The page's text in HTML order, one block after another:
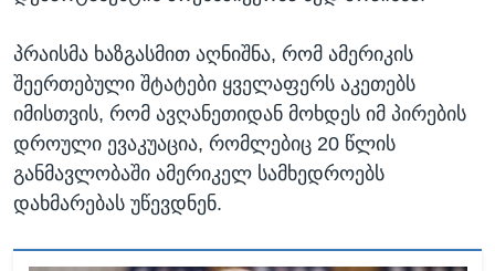
პრაისმა ხაზგასმით აღნიშნა, რომ ამერიკის
შეერთებული შტატები ყველაფერს აკეთებს
იმისთვის, რომ ავღანეთიდან მოხდეს იმ პირების
დროული ევაკუაცია, რომლებიც 20 წლის
განმავლობაში ამერიკელ სამხედროებს
დახმარებას უწევდნენ.